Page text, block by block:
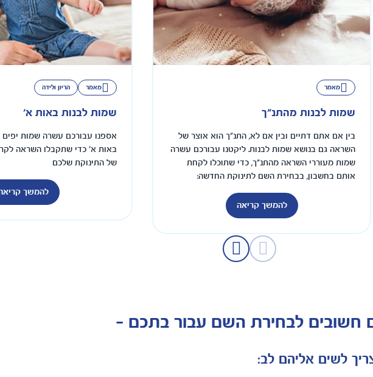
מאמר
שמות לבנות מהתנ"ך
בין אם אתם דתיים ובין אם לא, התנ"ך הוא אוצר של
השראה גם בנושא שמות לבנות. ליקטנו עבורכם עשרה
שמות מעוררי השראה מהתנ"ך, כדי שתוכלו לקחת
אותם בחשבון, בבחירת השם לתינוקת החדשה:
להמשך קריאה
מאמר הריון ולידה
שמות לבנות באות א'
אספנו עבורכם עשרה שמות יפים
באות א' כדי שתקבלו השראה
של התינוקת שלכם
להמשך
חשובים לבחירת השם עבור בתכם -
לשים אליהם לב: